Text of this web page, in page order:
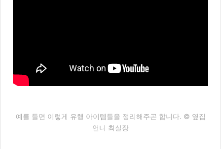
예를 들면 이렇게 유행 아이템들을 정리해주곤 합니다. © 옆집
언니 최실장